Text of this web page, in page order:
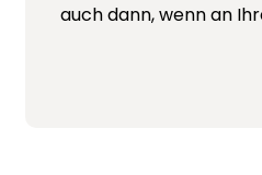
auch dann, wenn an